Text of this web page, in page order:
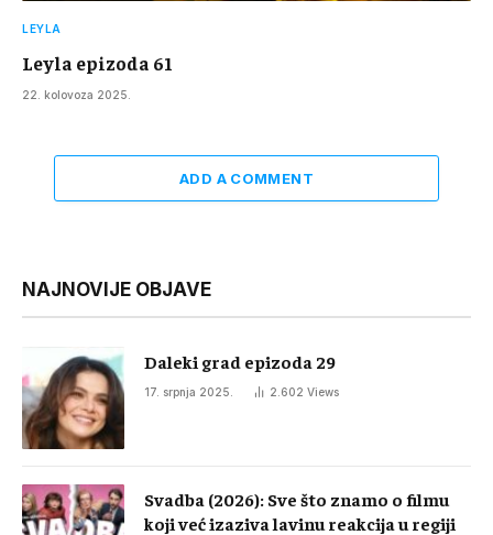
LEYLA
Leyla epizoda 61
22. kolovoza 2025.
ADD A COMMENT
NAJNOVIJE OBJAVE
Daleki grad epizoda 29
17. srpnja 2025. 2.602 Views
Svadba (2026): Sve što znamo o filmu
koji već izaziva lavinu reakcija u regiji